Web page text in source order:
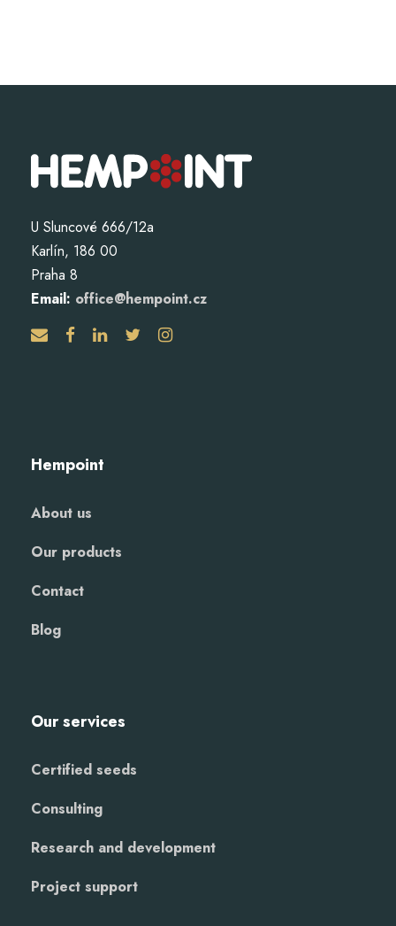
U Sluncové 666/12a
Karlín, 186 00
Praha 8
Email: office@hempoint.cz
Hempoint
About us
Our products
Contact
Blog
Our services
Certified seeds
Consulting
Research and development
Project support